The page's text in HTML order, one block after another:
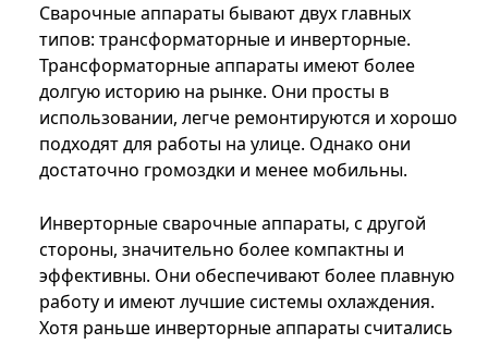
Сварочные аппараты бывают двух главных
типов: трансформаторные и инверторные.
Трансформаторные аппараты имеют более
долгую историю на рынке. Они просты в
использовании, легче ремонтируются и хорошо
подходят для работы на улице. Однако они
достаточно громоздки и менее мобильны.
Инверторные сварочные аппараты, с другой
стороны, значительно более компактны и
эффективны. Они обеспечивают более плавную
работу и имеют лучшие системы охлаждения.
Хотя раньше инверторные аппараты считались